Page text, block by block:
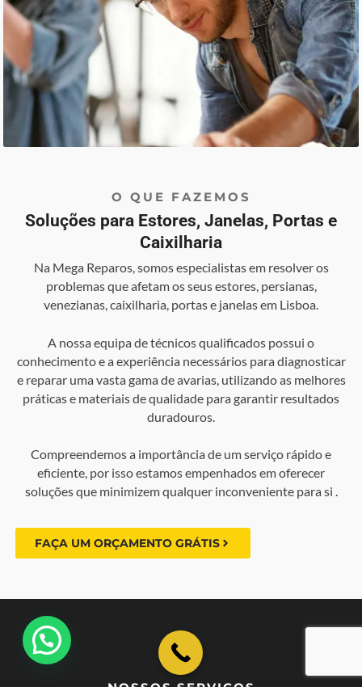
O QUE FAZEMOS
Soluções para Estores, Janelas, Portas e
Caixilharia
Na Mega Reparos, somos especialistas em resolver os
problemas que afetam os seus estores, persianas,
venezianas, caixilharia, portas e janelas em Lisboa.
A nossa equipa de técnicos qualificados possui o
conhecimento e a experiência necessários para diagnosticar
e reparar uma vasta gama de avarias, utilizando as melhores
práticas e materiais de qualidade para garantir resultados
duradouros.
Compreendemos a importância de um serviço rápido e
eficiente, por isso estamos empenhados em oferecer
soluções que minimizem qualquer inconveniente para si .
FAÇA UM ORÇAMENTO GRÁTIS
💬 Como podemos ajudar?